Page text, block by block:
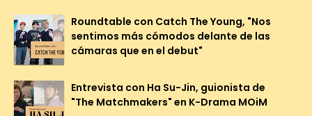
Roundtable con Catch The Young, "Nos
sentimos más cómodos delante de las
cámaras que en el debut"
Entrevista con Ha Su-Jin, guionista de
"The Matchmakers" en K-Drama MOiM